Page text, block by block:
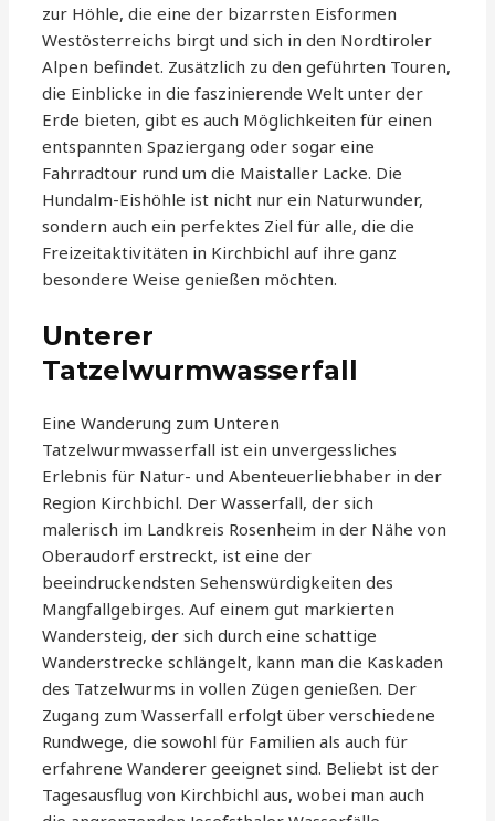
zur Höhle, die eine der bizarrsten Eisformen
Westösterreichs birgt und sich in den Nordtiroler
Alpen befindet. Zusätzlich zu den geführten Touren,
die Einblicke in die faszinierende Welt unter der
Erde bieten, gibt es auch Möglichkeiten für einen
entspannten Spaziergang oder sogar eine
Fahrradtour rund um die Maistaller Lacke. Die
Hundalm-Eishöhle ist nicht nur ein Naturwunder,
sondern auch ein perfektes Ziel für alle, die die
Freizeitaktivitäten in Kirchbichl auf ihre ganz
besondere Weise genießen möchten.
Unterer
Tatzelwurmwasserfall
Eine Wanderung zum Unteren
Tatzelwurmwasserfall ist ein unvergessliches
Erlebnis für Natur- und Abenteuerliebhaber in der
Region Kirchbichl. Der Wasserfall, der sich
malerisch im Landkreis Rosenheim in der Nähe von
Oberaudorf erstreckt, ist eine der
beeindruckendsten Sehenswürdigkeiten des
Mangfallgebirges. Auf einem gut markierten
Wandersteig, der sich durch eine schattige
Wanderstrecke schlängelt, kann man die Kaskaden
des Tatzelwurms in vollen Zügen genießen. Der
Zugang zum Wasserfall erfolgt über verschiedene
Rundwege, die sowohl für Familien als auch für
erfahrene Wanderer geeignet sind. Beliebt ist der
Tagesausflug von Kirchbichl aus, wobei man auch